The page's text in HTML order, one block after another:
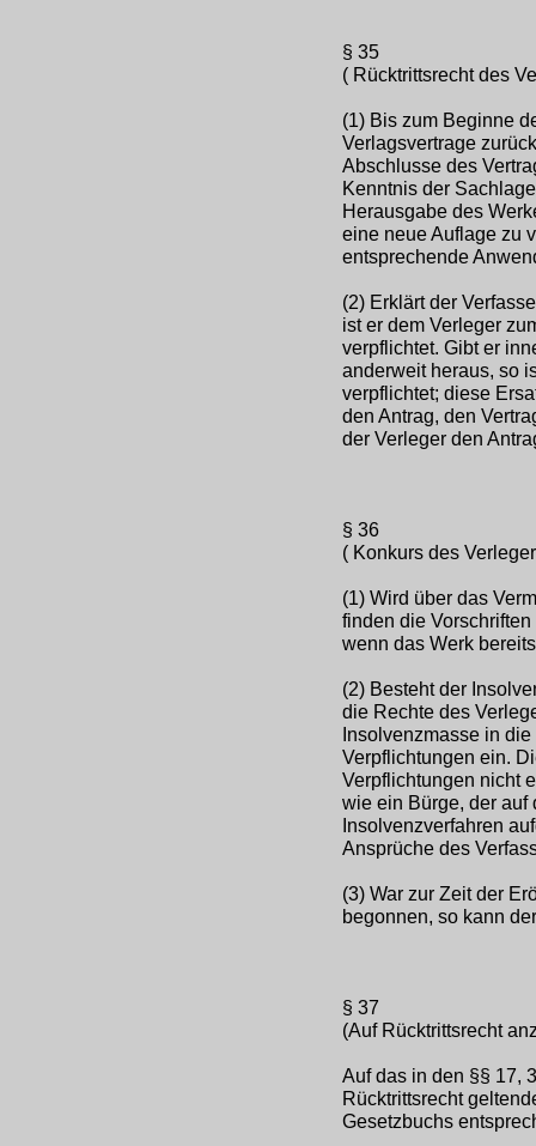
§ 35
( Rücktrittsrecht des
(1) Bis zum Beginne
Verlagsvertrage
Abschlusse des
Kenntnis der
Herausgabe des
eine neue Auflage zu
entsprechende
(2) Erklärt der
ist er dem Verleger
verpflichtet. Gibt er
anderweit heraus, so
verpflichtet; diese
den Antrag, den
der Verleger den
§ 36
( Konkurs des
(1) Wird über das
finden die
wenn das Werk
(2) Besteht der
die Rechte des
Insolvenzmasse in
Verpflichtungen ein.
Verpflichtungen nicht
wie ein Bürge, der auf
Insolvenzverfahren
Ansprüche des
(3) War zur Zeit der
begonnen, so kann
§ 37
(Auf Rücktrittsrecht
Auf das in den §§ 17,
Rücktrittsrecht
Gesetzbuchs